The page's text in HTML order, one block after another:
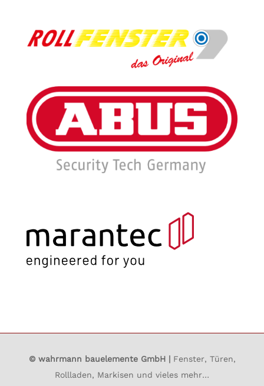
© wahrmann bauelemente GmbH |
Fenster, Türen,
Rollladen, Markisen und vieles mehr…